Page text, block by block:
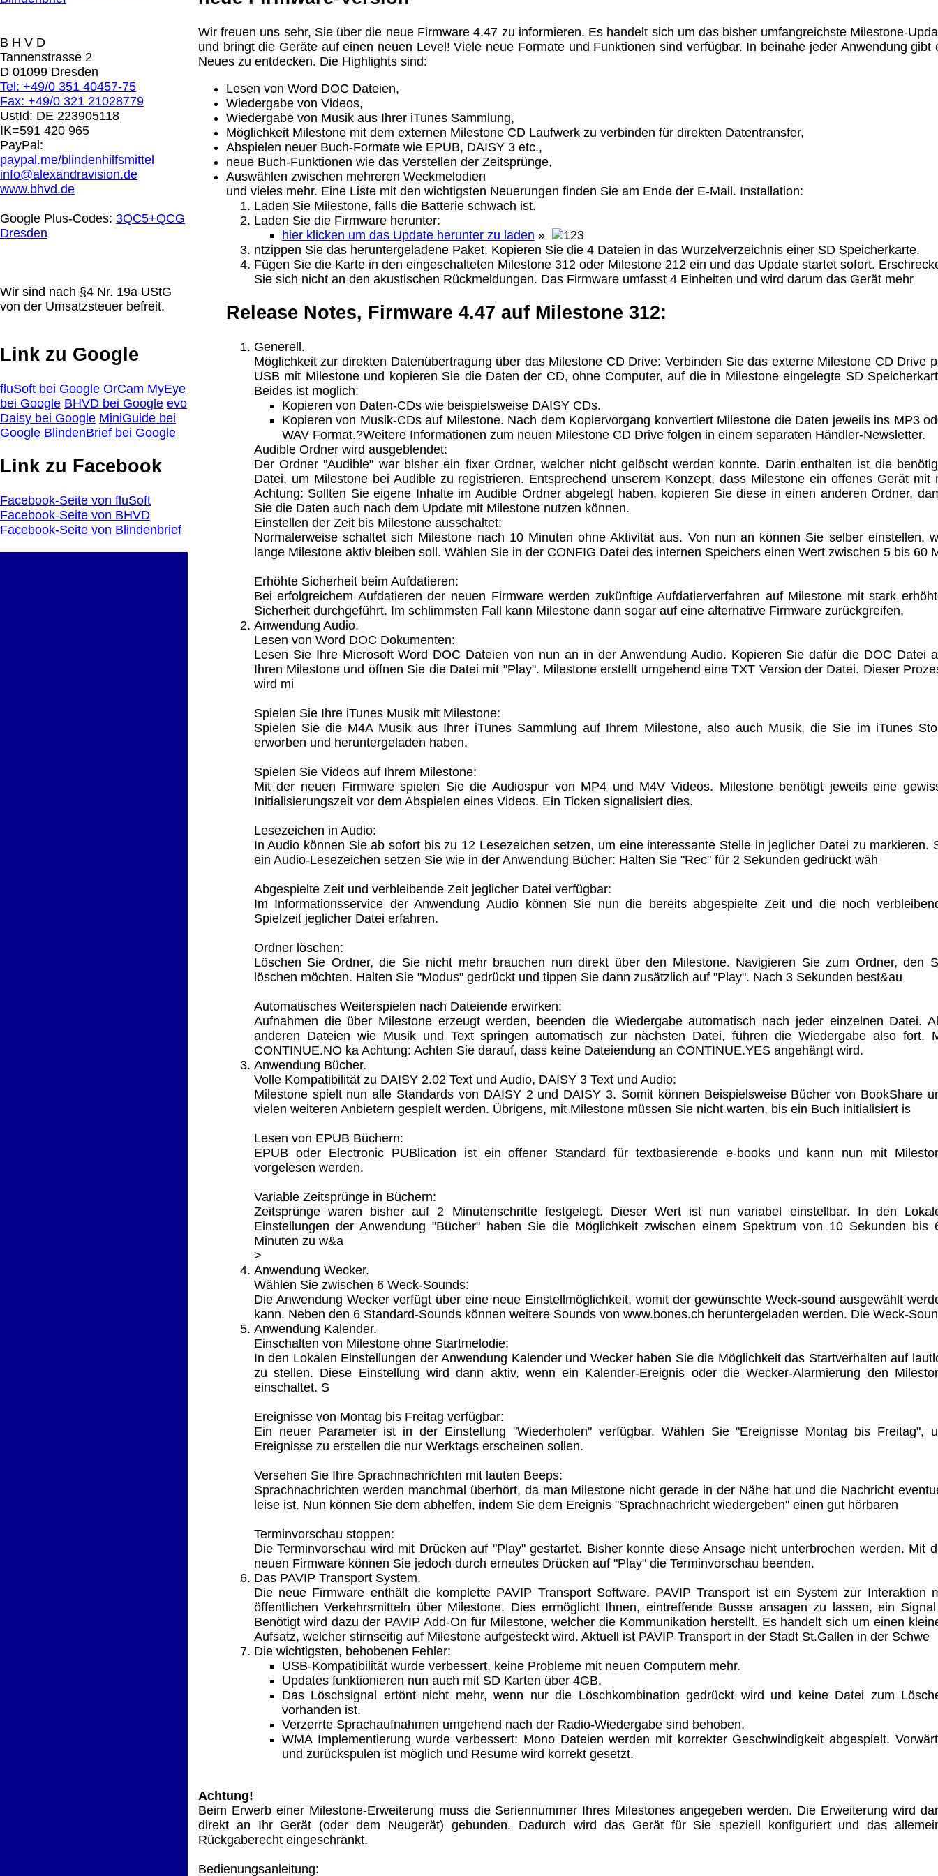
B H V D
Tannenstrasse 2
D 01099 Dresden
Tel: +49/0 351 40457-75
Fax: +49/0 321 21028779
UstId: DE 223905118
IK=591 420 965
PayPal:
paypal.me/blindenhilfsmittel
info@alexandravision.de
www.bhvd.de
Google Plus-Codes: 3QC5+QCG
Dresden
Wir sind nach §4 Nr. 19a UStG
von der Umsatzsteuer befreit.
Link zu Google
fluSoft bei Google OrCam MyEye
bei Google BHVD bei Google evo
Daisy bei Google MiniGuide bei
Google BlindenBrief bei Google
Link zu Facebook
Facebook-Seite von fluSoft
Facebook-Seite von BHVD
Facebook-Seite von Blindenbrief
Wir freuen uns sehr, Sie über die neue Firmware 4.47 zu informieren. Es handelt sich um das bisher umfangreichste Milestone-
und bringt die Geräte auf einen neuen Level! Viele neue Formate und Funktionen sind verfügbar. In beinahe jeder Anwendung gibt
Neues zu entdecken. Die Highlights sind:
Lesen von Word DOC Dateien,
Wiedergabe von Videos,
Wiedergabe von Musik aus Ihrer iTunes Sammlung,
Möglichkeit Milestone mit dem externen Milestone CD Laufwerk zu verbinden für direkten Datentransfer,
Abspielen neuer Buch-Formate wie EPUB, DAISY 3 etc.,
neue Buch-Funktionen wie das Verstellen der Zeitsprünge,
Auswählen zwischen mehreren Weckmelodien
und vieles mehr. Eine Liste mit den wichtigsten Neuerungen finden Sie am Ende der E-Mail. Installation:
Laden Sie Milestone, falls die Batterie schwach ist.
Laden Sie die Firmware herunter:
hier klicken um das Update herunter zu laden »
ntzippen Sie das heruntergeladene Paket. Kopieren Sie die 4 Dateien in das Wurzelverzeichnis einer SD Speicherkarte.
Fügen Sie die Karte in den eingeschalteten Milestone 312 oder Milestone 212 ein und das Update startet sofort.
Sie sich nicht an den akustischen Rückmeldungen. Das Firmware umfasst 4 Einheiten und wird darum das Gerät mehr
Release Notes, Firmware 4.47 auf Milestone 312:
Generell.
Möglichkeit zur direkten Datenübertragung über das Milestone CD Drive: Verbinden Sie das externe Milestone CD Drive
USB mit Milestone und kopieren Sie die Daten der CD, ohne Computer, auf die in Milestone eingelegte SD
Beides ist möglich:
Kopieren von Daten-CDs wie beispielsweise DAISY CDs.
Kopieren von Musik-CDs auf Milestone. Nach dem Kopiervorgang konvertiert Milestone die Daten jeweils ins MP3
WAV Format.?Weitere Informationen zum neuen Milestone CD Drive folgen in einem separaten Händler-Newsletter.
Audible Ordner wird ausgeblendet:
Der Ordner "Audible" war bisher ein fixer Ordner, welcher nicht gelöscht werden konnte. Darin enthalten ist die
Datei, um Milestone bei Audible zu registrieren. Entsprechend unserem Konzept, dass Milestone ein offenes Gerät mit
Achtung: Sollten Sie eigene Inhalte im Audible Ordner abgelegt haben, kopieren Sie diese in einen anderen Ordner,
Sie die Daten auch nach dem Update mit Milestone nutzen können.
Einstellen der Zeit bis Milestone ausschaltet:
Normalerweise schaltet sich Milestone nach 10 Minuten ohne Aktivität aus. Von nun an können Sie selber einstellen,
lange Milestone aktiv bleiben soll. Wählen Sie in der CONFIG Datei des internen Speichers einen Wert zwischen 5 bis 60
Erhöhte Sicherheit beim Aufdatieren:
Bei erfolgreichem Aufdatieren der neuen Firmware werden zukünftige Aufdatierverfahren auf Milestone mit stark
Sicherheit durchgeführt. Im schlimmsten Fall kann Milestone dann sogar auf eine alternative Firmware zurückgreifen,
Anwendung Audio.
Lesen von Word DOC Dokumenten:
Lesen Sie Ihre Microsoft Word DOC Dateien von nun an in der Anwendung Audio. Kopieren Sie dafür die DOC Datei
Ihren Milestone und öffnen Sie die Datei mit "Play". Milestone erstellt umgehend eine TXT Version der Datei. Dieser
wird mi
Spielen Sie Ihre iTunes Musik mit Milestone:
Spielen Sie die M4A Musik aus Ihrer iTunes Sammlung auf Ihrem Milestone, also auch Musik, die Sie im iTunes
erworben und heruntergeladen haben.
Spielen Sie Videos auf Ihrem Milestone:
Mit der neuen Firmware spielen Sie die Audiospur von MP4 und M4V Videos. Milestone benötigt jeweils eine
Initialisierungszeit vor dem Abspielen eines Videos. Ein Ticken signalisiert dies.
Lesezeichen in Audio:
In Audio können Sie ab sofort bis zu 12 Lesezeichen setzen, um eine interessante Stelle in jeglicher Datei zu markieren.
ein Audio-Lesezeichen setzen Sie wie in der Anwendung Bücher: Halten Sie "Rec" für 2 Sekunden gedrückt wäh
Abgespielte Zeit und verbleibende Zeit jeglicher Datei verfügbar:
Im Informationsservice der Anwendung Audio können Sie nun die bereits abgespielte Zeit und die noch
Spielzeit jeglicher Datei erfahren.
Ordner löschen:
Löschen Sie Ordner, die Sie nicht mehr brauchen nun direkt über den Milestone. Navigieren Sie zum Ordner, den
löschen möchten. Halten Sie "Modus" gedrückt und tippen Sie dann zusätzlich auf "Play". Nach 3 Sekunden best&au
Automatisches Weiterspielen nach Dateiende erwirken:
Aufnahmen die über Milestone erzeugt werden, beenden die Wiedergabe automatisch nach jeder einzelnen Datei.
anderen Dateien wie Musik und Text springen automatisch zur nächsten Datei, führen die Wiedergabe also fort.
CONTINUE.NO ka Achtung: Achten Sie darauf, dass keine Dateiendung an CONTINUE.YES angehängt wird.
Anwendung Bücher.
Volle Kompatibilität zu DAISY 2.02 Text und Audio, DAISY 3 Text und Audio:
Milestone spielt nun alle Standards von DAISY 2 und DAISY 3. Somit können Beispielsweise Bücher von BookShare
vielen weiteren Anbietern gespielt werden. Übrigens, mit Milestone müssen Sie nicht warten, bis ein Buch initialisiert is
Lesen von EPUB Büchern:
EPUB oder Electronic PUBlication ist ein offener Standard für textbasierende e-books und kann nun mit
vorgelesen werden.
Variable Zeitsprünge in Büchern:
Zeitsprünge waren bisher auf 2 Minutenschritte festgelegt. Dieser Wert ist nun variabel einstellbar. In den
Einstellungen der Anwendung "Bücher" haben Sie die Möglichkeit zwischen einem Spektrum von 10 Sekunden bis
Minuten zu w&a
>
Anwendung Wecker.
Wählen Sie zwischen 6 Weck-Sounds:
Die Anwendung Wecker verfügt über eine neue Einstellmöglichkeit, womit der gewünschte Weck-sound ausgewählt
kann. Neben den 6 Standard-Sounds können weitere Sounds von www.bones.ch heruntergeladen werden. Die Weck-Soun
Anwendung Kalender.
Einschalten von Milestone ohne Startmelodie:
In den Lokalen Einstellungen der Anwendung Kalender und Wecker haben Sie die Möglichkeit das Startverhalten auf
zu stellen. Diese Einstellung wird dann aktiv, wenn ein Kalender-Ereignis oder die Wecker-Alarmierung den
einschaltet. S
Ereignisse von Montag bis Freitag verfügbar:
Ein neuer Parameter ist in der Einstellung "Wiederholen" verfügbar. Wählen Sie "Ereignisse Montag bis Freitag",
Ereignisse zu erstellen die nur Werktags erscheinen sollen.
Versehen Sie Ihre Sprachnachrichten mit lauten Beeps:
Sprachnachrichten werden manchmal überhört, da man Milestone nicht gerade in der Nähe hat und die Nachricht
leise ist. Nun können Sie dem abhelfen, indem Sie dem Ereignis "Sprachnachricht wiedergeben" einen gut hörbaren
Terminvorschau stoppen:
Die Terminvorschau wird mit Drücken auf "Play" gestartet. Bisher konnte diese Ansage nicht unterbrochen werden. Mit
neuen Firmware können Sie jedoch durch erneutes Drücken auf "Play" die Terminvorschau beenden.
Das PAVIP Transport System.
Die neue Firmware enthält die komplette PAVIP Transport Software. PAVIP Transport ist ein System zur Interaktion
öffentlichen Verkehrsmitteln über Milestone. Dies ermöglicht Ihnen, eintreffende Busse ansagen zu lassen, ein
Benötigt wird dazu der PAVIP Add-On für Milestone, welcher die Kommunikation herstellt. Es handelt sich um einen
Aufsatz, welcher stirnseitig auf Milestone aufgesteckt wird. Aktuell ist PAVIP Transport in der Stadt St.Gallen in der Schwe
Die wichtigsten, behobenen Fehler:
USB-Kompatibilität wurde verbessert, keine Probleme mit neuen Computern mehr.
Updates funktionieren nun auch mit SD Karten über 4GB.
Das Löschsignal ertönt nicht mehr, wenn nur die Löschkombination gedrückt wird und keine Datei zum
vorhanden ist.
Verzerrte Sprachaufnahmen umgehend nach der Radio-Wiedergabe sind behoben.
WMA Implementierung wurde verbessert: Mono Dateien werden mit korrekter Geschwindigkeit abgespielt.
und zurückspulen ist möglich und Resume wird korrekt gesetzt.
Achtung!
Beim Erwerb einer Milestone-Erweiterung muss die Seriennummer Ihres Milestones angegeben werden. Die Erweiterung wird
direkt an Ihr Gerät (oder dem Neugerät) gebunden. Dadurch wird das Gerät für Sie speziell konfiguriert und das
Rückgaberecht eingeschränkt.
Bedienungsanleitung:
0.00 €
Die in diesem Dokument genannten Warenzeichen sind Eigentum der jeweiligen Firmen. Preisänderungen, Irrtümer und
technische Änderungen vorbehalten.
letzte Änderung: 13. April 2025 Blinden Hilfsmittel Vertrieb Dresden,
Mit einem Urteil vom 12.05.1998 - 312 O 85/98 - Haftung für Links hat das Landgericht Hamburg entschieden, dass man durch
die Anbringung eines Links, die Inhalte der gelinkten Seite ggf. mit zu verantworten hat. Dieses kann nur dadurch verhindert
werden, dass man sich ausdrücklich von diesen Inhalten distanziert. Hiermit distanzieren wir uns ausdrücklich von allen Inhalten,
aller gelinkten Seiten auf unserer Homepage und machen uns diese Inhalte nicht zu eigen. Diese Erklärung gilt für alle auf
unserer Homepage angebrachten Links.
Die Europäische Kommission stellt eine Plattform zur Online-Streitbeilegung (OS) bereit. Die Plattform finden Sie unter
http://ec.europa.eu/consumers/odr/
Unsere E-Mailadresse lautet:info@alexandravision.de.
Seitenanfang Impressum AGB Datenschutz Urheberrechte Kontakt Links Katalog (PDF)
große Anzeige
Diese Website nutzt Cookies, um bestmögliche Funktionalität bieten zu können.
This website uses cookies to provide the best possible functionality.
Ok, verstanden Mehr Infos